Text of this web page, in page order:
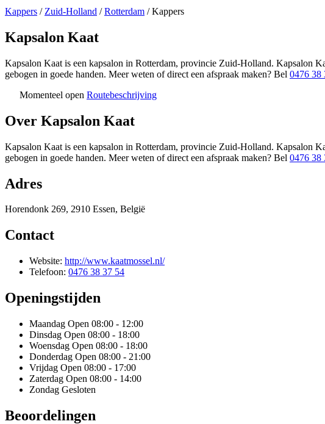
Kappers / Zuid-Holland /Rotterdam /Kappers
Kapsalon Kaat
Kapsalon Kaat is een kapsalon in Rotterdam, provincie Zuid-Holland. Kapsalon
gebogen in goede handen. Meer weten of direct een afspraak maken? Bel 0476 38
Momenteel open Routebeschrijving
+
Over Kapsalon Kaat
Kapsalon Kaat is een kapsalon in Rotterdam, provincie Zuid-Holland. Kapsalon
gebogen in goede handen. Meer weten of direct een afspraak maken? Bel 0476 38
Adres
Horendonk 269, 2910 Essen, België
Contact
Website: http://www.kaatmossel.nl/
Telefoon: 0476 38 37 54
Openingstijden
Maandag Open 08:00 - 12:00
Dinsdag Open 08:00 - 18:00
Woensdag Open 08:00 - 18:00
Donderdag Open 08:00 - 21:00
Vrijdag Open 08:00 - 17:00
Zaterdag Open 08:00 - 14:00
Zondag Gesloten
Beoordelingen